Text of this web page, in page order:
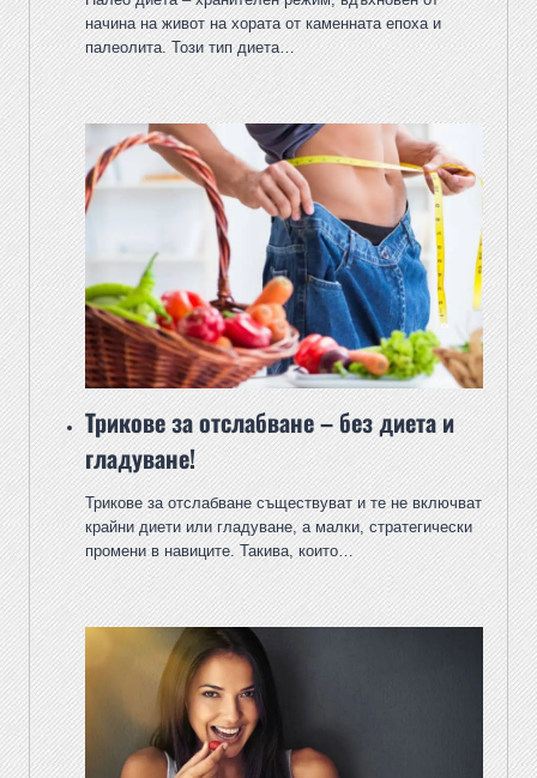
начина на живот на хората от каменната епоха и
палеолита. Този тип диета…
Трикове за отслабване – без диета и
гладуване!
Трикове за отслабване съществуват и те не включват
крайни диети или гладуване, а малки, стратегически
промени в навиците. Такива, които…